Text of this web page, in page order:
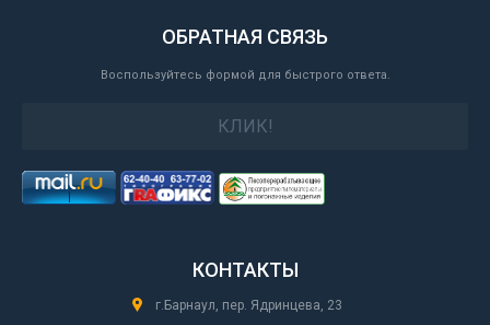
ОБРАТНАЯ СВЯЗЬ
Воспользуйтесь формой для быстрого ответа.
КЛИК!
КОНТАКТЫ
г.Барнаул, пер. Ядринцева, 23